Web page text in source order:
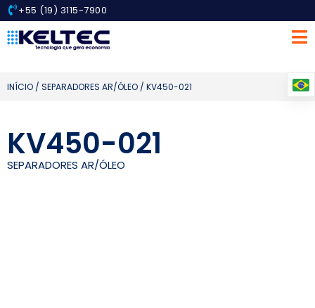
+55 (19) 3115-7900
INÍCIO / SEPARADORES AR/ÓLEO / KV450-021
KV450-021
SEPARADORES AR/ÓLEO